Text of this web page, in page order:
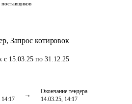
поставщиков
, Запрос котировок
с 15.03.25 по 31.12.25
14:17
Окончание тендера
14.03.25, 14:17